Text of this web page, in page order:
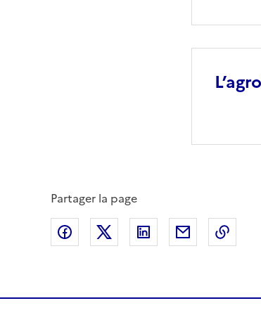
Partager la page
Partager sur Facebook
Partager sur X
Partager surPartager